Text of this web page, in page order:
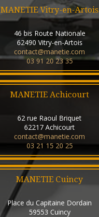
MANETIE Vitry-en-Artois
46 bis Route Nationale
62490 Vitry-en-Artois
contact@manetie.com
03 91 20 23 35
MANETIE Achicourt
62 rue Raoul Briquet
62217 Achicourt
contact@manetie.com
03 21 15 20 25
MANETIE Cuincy
Place du Capitaine Dordain
59553 Cuincy